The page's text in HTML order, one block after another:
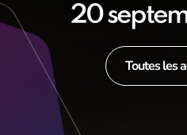
20
Toutes les